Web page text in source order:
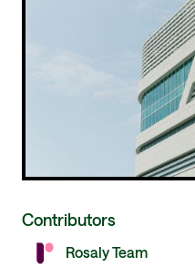
Contributors
Rosaly Team